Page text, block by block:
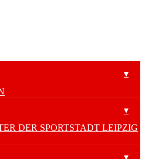
DER SPORTSTADT LEIPZIG